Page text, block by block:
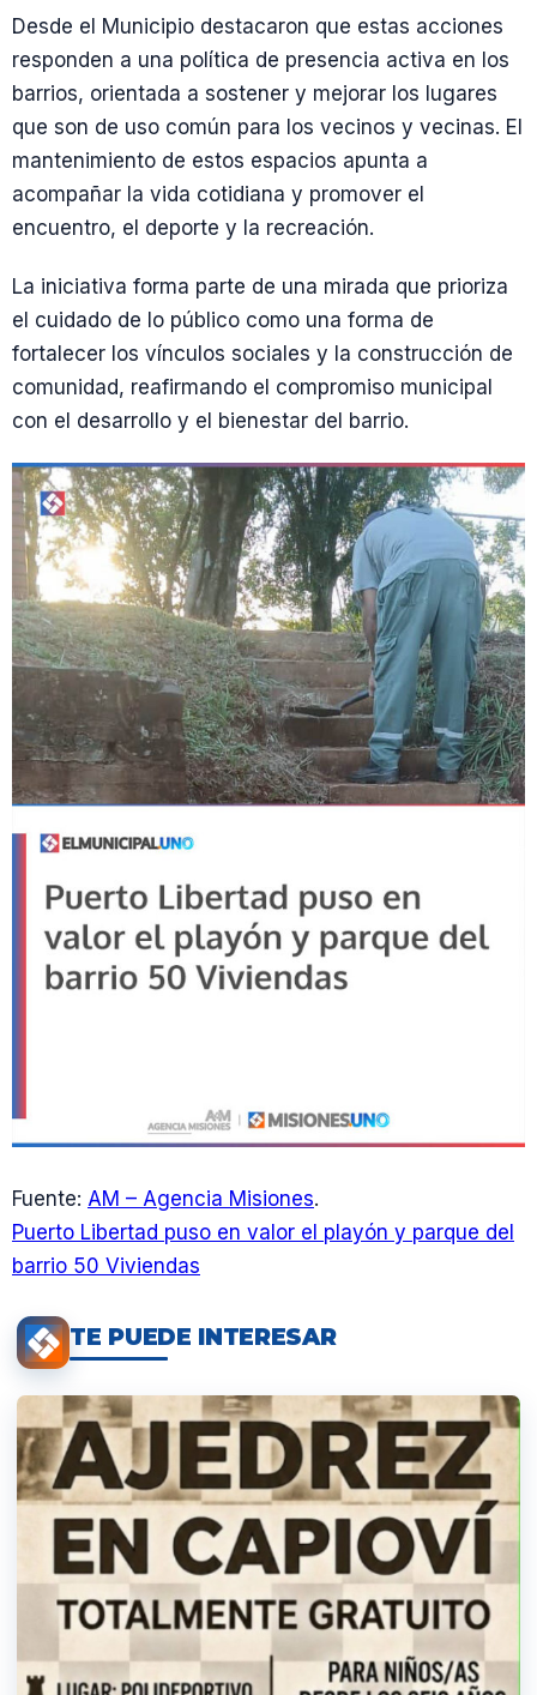
Desde el Municipio destacaron que estas acciones
responden a una política de presencia activa en los
barrios, orientada a sostener y mejorar los lugares
que son de uso común para los vecinos y vecinas. El
mantenimiento de estos espacios apunta a
acompañar la vida cotidiana y promover el
encuentro, el deporte y la recreación.
La iniciativa forma parte de una mirada que prioriza
el cuidado de lo público como una forma de
fortalecer los vínculos sociales y la construcción de
comunidad, reafirmando el compromiso municipal
con el desarrollo y el bienestar del barrio.
Fuente: AM – Agencia Misiones.
Puerto Libertad puso en valor el playón y parque del
barrio 50 Viviendas
TE PUEDE INTERESAR